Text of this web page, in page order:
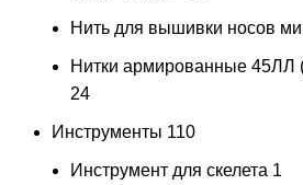
Нить для вышивки носов
Нитки армированные 45ЛЛ
24
Инструменты 110
Инструмент для скелета 1